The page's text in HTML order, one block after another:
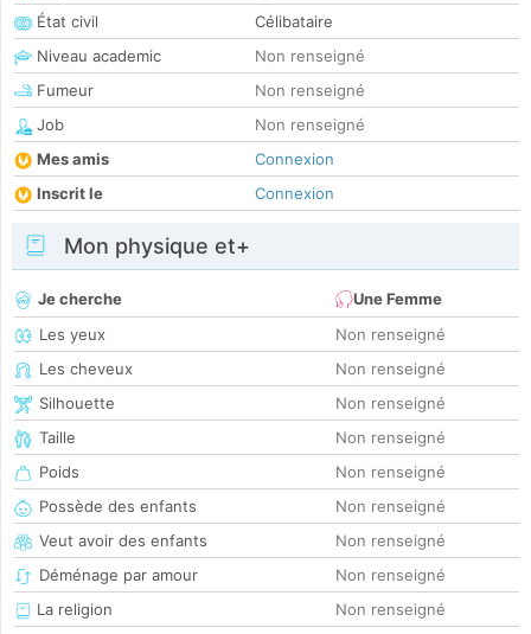
État civil
Célibataire
Niveau academic
Non renseigné
Fumeur
Non renseigné
Job
Non renseigné
Mes amis
Connexion
Inscrit le
Connexion
Mon physique et+
Je cherche
Une Femme
Les yeux
Non renseigné
Les cheveux
Non renseigné
Silhouette
Non renseigné
Taille
Non renseigné
Poids
Non renseigné
Possède des enfants
Non renseigné
Veut avoir des enfants
Non renseigné
Déménage par amour
Non renseigné
La religion
Non renseigné